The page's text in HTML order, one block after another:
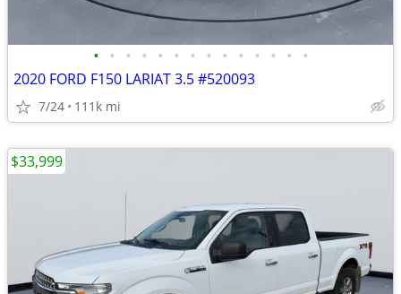
• • • • • • • • • • • • • •
2020 FORD F150 LARIAT 3.5 #520093
7/24 111k mi
$33,999